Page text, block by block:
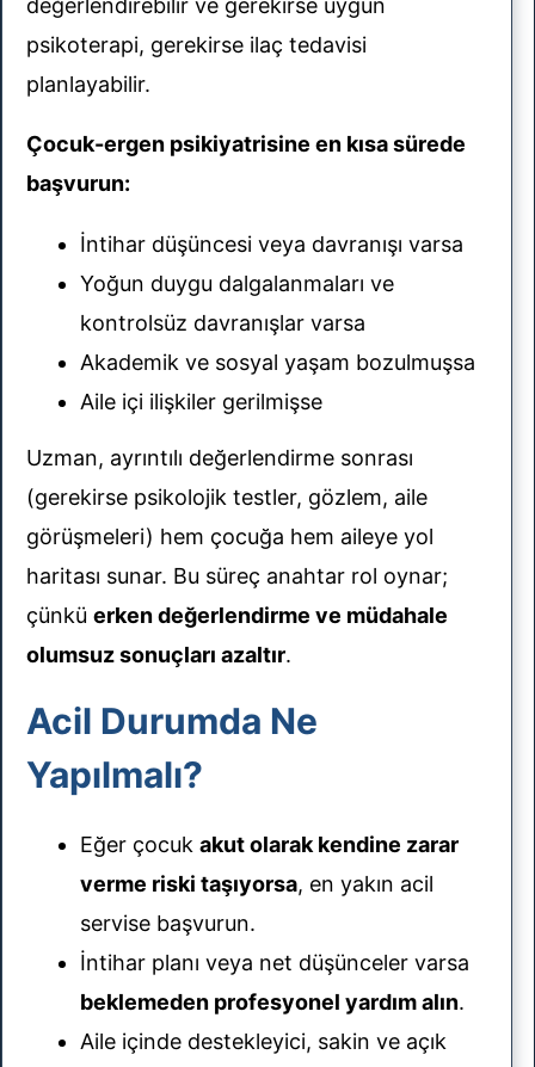
değerlendirebilir ve gerekirse uygun
psikoterapi, gerekirse ilaç tedavisi
planlayabilir.
Çocuk-ergen psikiyatrisine en kısa sürede
başvurun:
İntihar düşüncesi veya davranışı varsa
Yoğun duygu dalgalanmaları ve
kontrolsüz davranışlar varsa
Akademik ve sosyal yaşam bozulmuşsa
Aile içi ilişkiler gerilmişse
Uzman, ayrıntılı değerlendirme sonrası
(gerekirse psikolojik testler, gözlem, aile
görüşmeleri) hem çocuğa hem aileye yol
haritası sunar. Bu süreç anahtar rol oynar;
çünkü erken değerlendirme ve müdahale
olumsuz sonuçları azaltır.
Acil Durumda Ne
Yapılmalı?
Eğer çocuk akut olarak kendine zarar
verme riski taşıyorsa, en yakın acil
servise başvurun.
İntihar planı veya net düşünceler varsa
beklemeden profesyonel yardım alın.
Aile içinde destekleyici, sakin ve açık